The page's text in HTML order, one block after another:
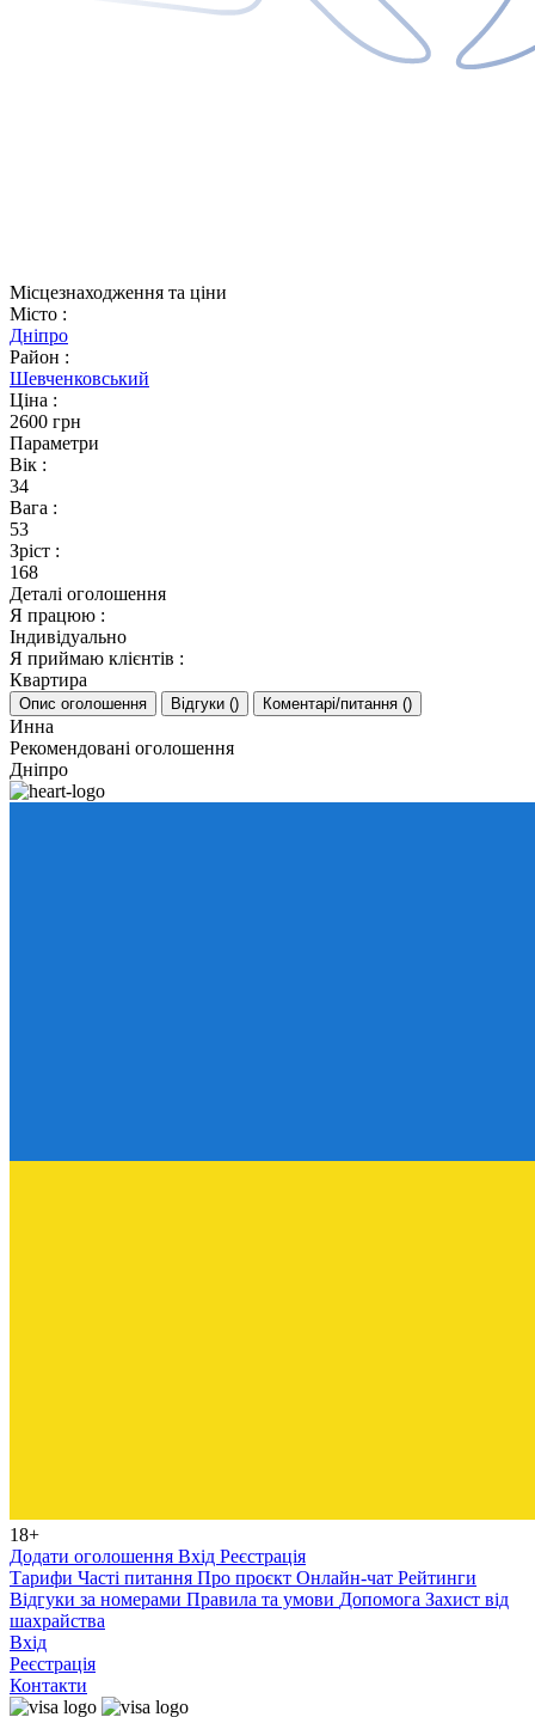
Місцезнаходження та ціни
Місто :
Дніпро
Район :
Шевченковський
Ціна :
2600 грн
Параметри
Вік :
34
Вага :
53
Зріст :
168
Деталі оголошення
Я працюю :
Індивідуально
Я приймаю клієнтів :
Квартира
Опис оголошення Відгуки () Коментарі/питання ()
Инна
Рекомендовані оголошення
Дніпро
18+
Додати оголошення Вхід Реєстрація
Тарифи Часті питання Про проєкт Онлайн-чат Рейтинги
Відгуки за номерами Правила та умови Допомога Захист від
шахрайства
Вхід
Реєстрація
Контакти